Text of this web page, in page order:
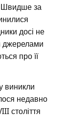
Швидше за
досі не
джерелами
про її
виникли
недавно
століття